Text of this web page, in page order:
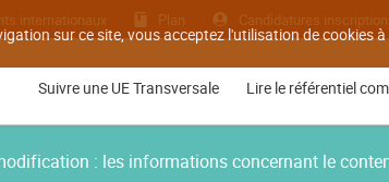
sur ce site, vous acceptez l'utilisation de cookies
internationaux Plan Candidatures inscriptions
Suivre une UE Transversale Lire le référentiel
: les informations concernant le